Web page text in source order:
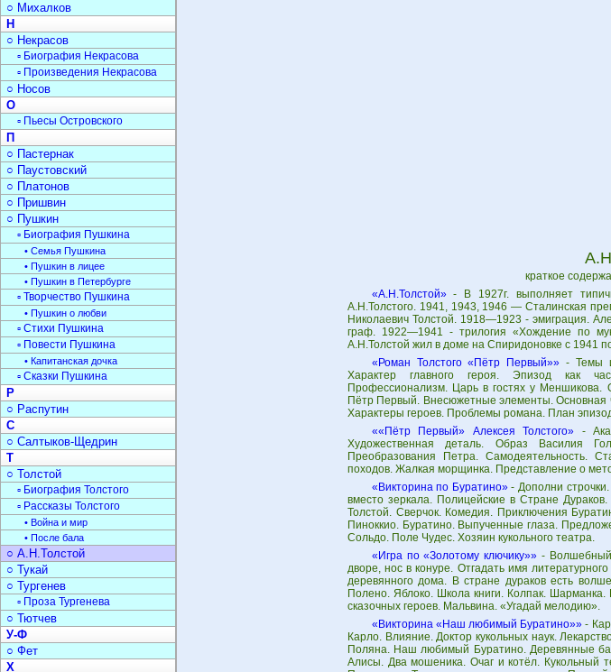
краткое
«А.Н.Толстой»- В 1927г. выполняет
А.Н.Толстого. 1941, 1943, 1946 — Сталинская
Николаевич Толстой. 1918—1923 - эмиграция.
граф. 1922—1941 - трилогия «Хождение по
А.Н.Толстой жил в доме на Спиридоновке с 1941
«Роман Толстого «Пётр Первый»» - Темы
Характер главного героя. Эпизод как
Профессионализм. Царь в гостях у Меншикова.
Пётр Первый. Внесюжетные элементы. Основная
Характеры героев. Проблемы романа. План
««Пётр Первый» Алексея Толстого» -
Художественная деталь. Образ Василия
Преобразования Петра. Самодеятельность.
походов. Жалкая морщинка. Представление о
«Викторина по Буратино»- Дополни
вместо зеркала. Полицейские в Стране
Толстой. Сверчок. Комедия. Приключения
Пиноккио. Буратино. Выпученные глаза.
Сольдо. Поле Чудес. Хозяин кукольного театра.
«Игра по «Золотому ключику»» - Волшебный
дворе, нос в конуре. Отгадать имя
деревянного дома. В стране дураков есть
Полено. Яблоко. Школа книги. Колпак.
сказочных героев. Мальвина. «Угадай мелодию».
«Викторина «Наш любимый Буратино»» -
Карло. Влияние. Доктор кукольных наук.
Поляна. Наш любимый Буратино. Деревянные
Алисы. Два мошеника. Очаг и котёл. Кукольный
○ Михалков
Н
○ Некрасов
▫ Биография Некрасова
▫ Произведения Некрасова
○ Носов
О
▫ Пьесы Островского
П
○ Пастернак
○ Паустовский
○ Платонов
○ Пришвин
○ Пушкин
▫ Биография Пушкина
• Семья Пушкина
• Пушкин в лицее
• Пушкин в Петербурге
▫ Творчество Пушкина
• Пушкин о любви
▫ Стихи Пушкина
▫ Повести Пушкина
• Капитанская дочка
▫ Сказки Пушкина
Р
○ Распутин
С
○ Салтыков-Щедрин
Т
○ Толстой
▫ Биография Толстого
▫ Рассказы Толстого
• Война и мир
• После бала
○ А.Н.Толстой
○ Тукай
○ Тургенев
▫ Проза Тургенева
○ Тютчев
У-Ф
○ Фет
Х